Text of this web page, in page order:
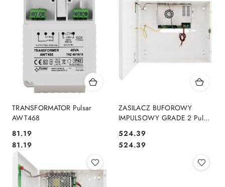
TRANSFORMATOR Pulsar
AWT468
Cena:
81.19
Cena:
81.19
ZASILACZ BUFOROWY
IMPULSOWY GRADE 2 Pulsar
Cena:
524.39
Cena:
524.39